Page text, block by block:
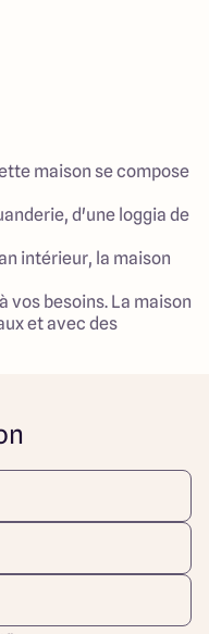
maison se compose
d'une loggia de
intérieur, la maison
vos besoins. La maison
et avec des
localement.
système de
parfait pour construire
ce terrain
pour profiter
au long de la journée.
il vous place à
: arrêts de bus,
santé, école